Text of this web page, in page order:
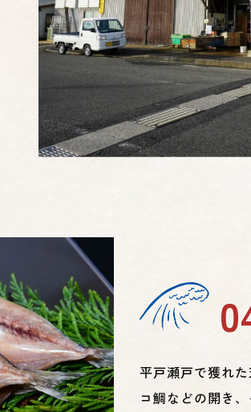
平戸瀬戸で獲れ
コ鯛などの開き